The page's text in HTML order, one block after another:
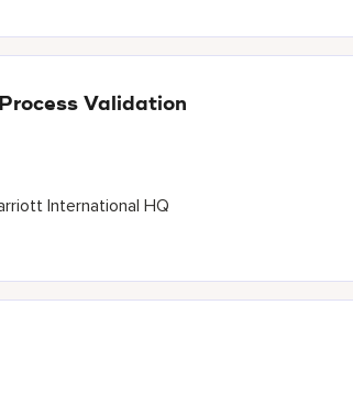
Validation
International HQ